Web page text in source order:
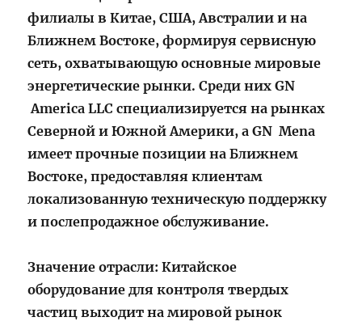
филиалы в Китае, США, Австралии и на
Ближнем Востоке, формируя сервисную
сеть, охватывающую основные мировые
энергетические рынки. Среди них GN
America LLC специализируется на рынках
Северной и Южной Америки, а GN Mena
имеет прочные позиции на Ближнем
Востоке, предоставляя клиентам
локализованную техническую поддержку
и послепродажное обслуживание.
Значение отрасли: Китайское
оборудование для контроля твердых
частиц выходит на мировой рынок